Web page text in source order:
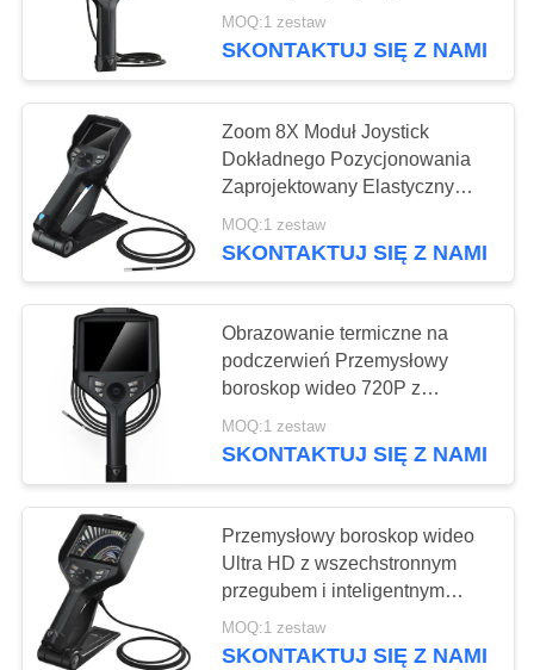
Twardościomierz
Brinella
Metalograficzna
maszyna do cięcia
76
Maszyna do
polerowania
metalograficznego
WiFi
MOQ:1 zestaw
SKONTAKTUJ SIĘ Z NAMI
Zoom 8X Moduł Joystick
Dokładnego Pozycjonowania
Zaprojektowany Elastyczny
Videoscope Wsparcie WIFI
MOQ:1 zestaw
SKONTAKTUJ SIĘ Z NAMI
Obrazowanie termiczne na
podczerwień Przemysłowy
boroskop wideo 720P z
plecioną rurką wolframową
MOQ:1 zestaw
SKONTAKTUJ SIĘ Z NAMI
Przemysłowy boroskop wideo
Ultra HD z wszechstronnym
przegubem i inteligentnym
systemem przetwarzania
obrazu
MOQ:1 zestaw
SKONTAKTUJ SIĘ Z NAMI